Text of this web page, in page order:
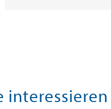
interessieren